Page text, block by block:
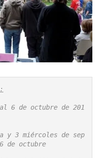
6 de octubre de 201
y 3 miércoles de sep
de octubre